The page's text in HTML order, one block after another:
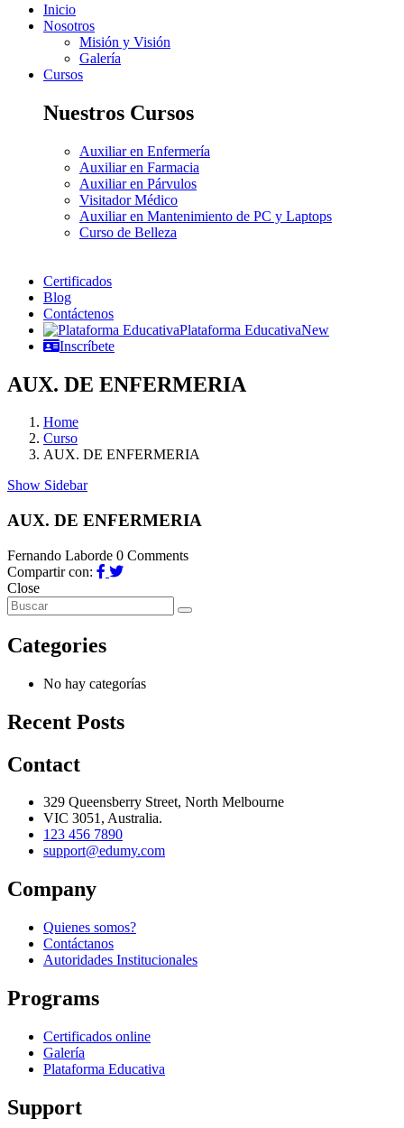
Inicio
Nosotros
Misión y Visión
Galería
Cursos
Nuestros Cursos
Auxiliar en Enfermería
Auxiliar en Farmacia
Auxiliar en Párvulos
Visitador Médico
Auxiliar en Mantenimiento de PC y Laptops
Curso de Belleza
Certificados
Blog
Contáctenos
Plataforma EducativaNew
Inscríbete
AUX. DE ENFERMERIA
Home
Curso
AUX. DE ENFERMERIA
Show Sidebar
AUX. DE ENFERMERIA
Fernando Laborde 0 Comments
Compartir con:
Close
Categories
No hay categorías
Recent Posts
Contact
329 Queensberry Street, North Melbourne
VIC 3051, Australia.
123 456 7890
support@edumy.com
Company
Quienes somos?
Contáctanos
Autoridades Institucionales
Programs
Certificados online
Galería
Plataforma Educativa
Support